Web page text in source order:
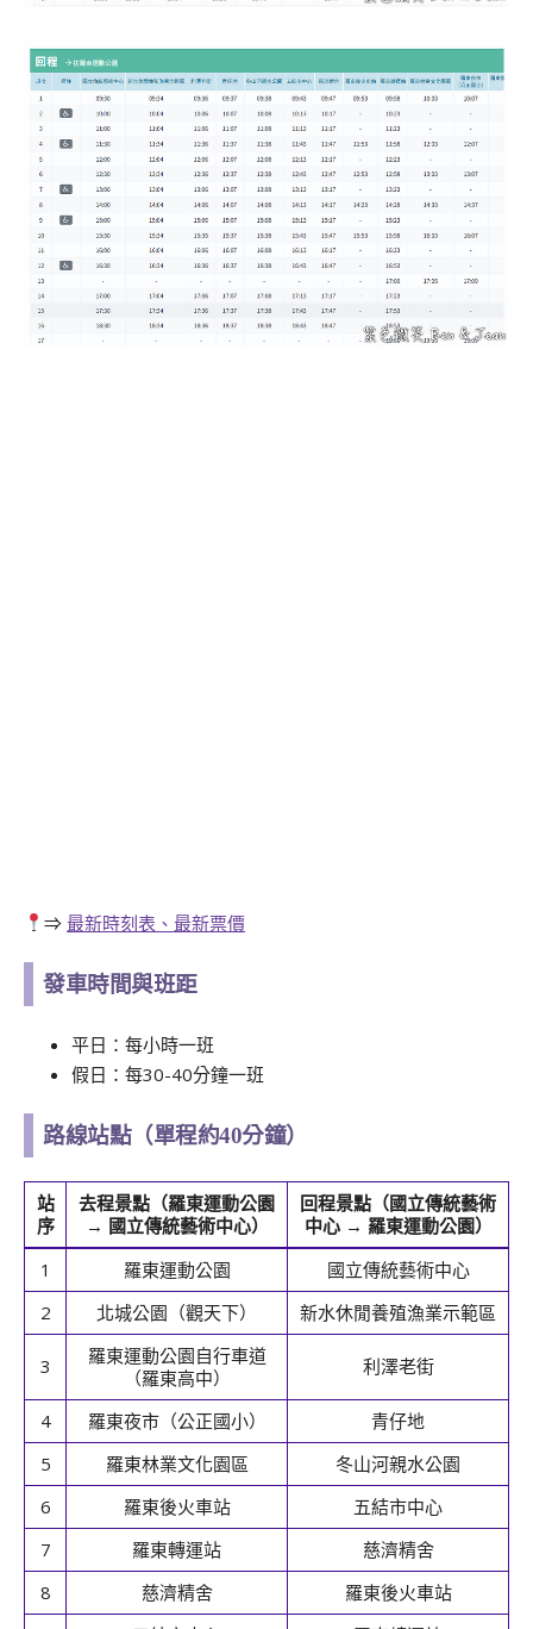
⇒最新時刻表、最新票價
發車時間與班距
平日：每小時一班
假日：每30-40分鐘一班
路線站點（單程約40分鐘）
站
序
去程景點（羅東運動公園
→ 國立傳統藝術中心）
回程景點（國立傳統藝術
中心 → 羅東運動公園）
1
羅東運動公園
國立傳統藝術中心
2
北城公園（觀天下） 新水休閒養殖漁業示範區
3
羅東運動公園自行車道
（羅東高中）
利澤老街
4 羅東夜市（公正國小）
青仔地
5
羅東林業文化園區
冬山河親水公園
6
羅東後火車站
五結市中心
7
羅東轉運站
慈濟精舍
8
慈濟精舍
羅東後火車站